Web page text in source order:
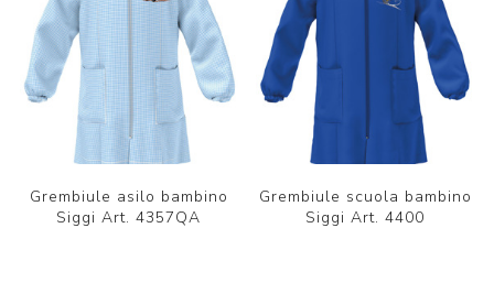
Grembiule asilo bambino
Siggi Art. 4357QA
Grembiule scuola bambino
Siggi Art. 4400